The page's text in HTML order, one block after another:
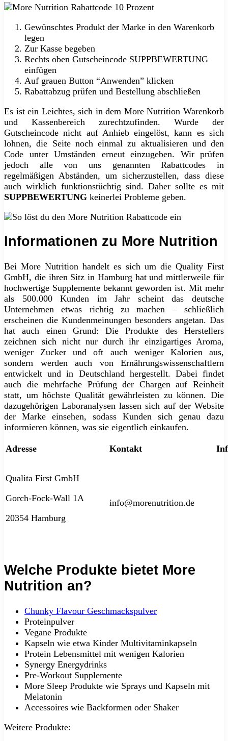
Gewünschtes Produkt der Marke in den Warenkorb
legen
Zur Kasse begeben
Rechts oben Gutscheincode SUPPBEWERTUNG
einfügen
Auf grauen Button “Anwenden” klicken
Rabattabzug prüfen und Bestellung abschließen
Es ist ein Leichtes, sich in dem More Nutrition Warenkorb
und Kassenbereich zurechtzufinden. Wurde der
Gutscheincode nicht auf Anhieb eingelöst, kann es sich
lohnen, die Seite noch einmal zu aktualisieren und den
Code unter Umständen erneut einzugeben. Wir prüfen
jedoch alle von uns genannten Rabattcodes in
regelmäßigen Abständen, um sicherzustellen, dass diese
auch wirklich funktionstüchtig sind. Daher sollte es mit
SUPPBEWERTUNG keinerlei Probleme geben.
Informationen zu More Nutrition
Bei More Nutrition handelt es sich um die Quality First
GmbH, die ihren Sitz in Hamburg hat und mittlerweile für
hochwertige Supplemente bekannt geworden ist. Mit mehr
als 500.000 Kunden im Jahr scheint das deutsche
Unternehmen etwas richtig zu machen – schließlich
erscheinen die Kundenmeinungen besonders angetan. Das
hat auch einen Grund: Die Produkte des Herstellers
zeichnen sich nicht nur durch ihr einzigartiges Aroma,
weniger Zucker und oft auch weniger Kalorien aus,
sondern werden auch von Ernährungswissenschaftlern
entwickelt und in Deutschland hergestellt. Dabei findet
auch die mehrfache Prüfung der Chargen auf Reinheit
statt, um höchste Qualität gewährleisten zu können. Die
dazugehörigen Laboranalysen lassen sich auf der Website
der Marke einsehen, sodass Kunden sich genau dazu
informieren können, was sie eigentlich einkaufen.
Adresse Kontakt
Qualita First GmbH
Gorch-Fock-Wall 1A
20354 Hamburg
info@morenutrition.de
Welche Produkte bietet More
Nutrition an?
Chunky Flavour Geschmackspulver
Proteinpulver
Vegane Produkte
Kapseln wie etwa Kinder Multivitaminkapseln
Protein Lebensmittel mit wenigen Kalorien
Synergy Energydrinks
Pre-Workout Supplemente
More Sleep Produkte wie Sprays und Kapseln mit
Melatonin
Accessoires wie Backformen oder Shaker
Weitere Produkte: